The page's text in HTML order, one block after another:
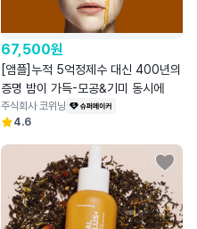
67,500원
[앰플]누적 5억정제수 대신 400년의
증명 밤이 가득-모공&기미 동시에
주식회사 코위닝
4.6